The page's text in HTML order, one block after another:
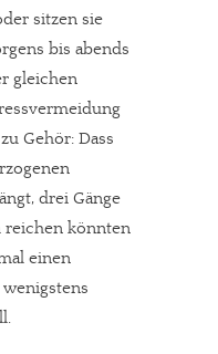
sitzen sie
bis abends
gleichen
Gehör: Dass
drei Gänge
reichen könnten
einen